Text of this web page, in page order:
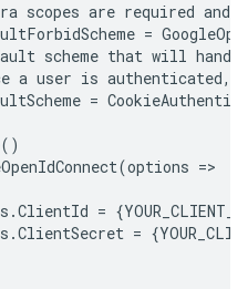
scopes are required and
=
scheme that will
a user is authenticated,
=
=>
=
=